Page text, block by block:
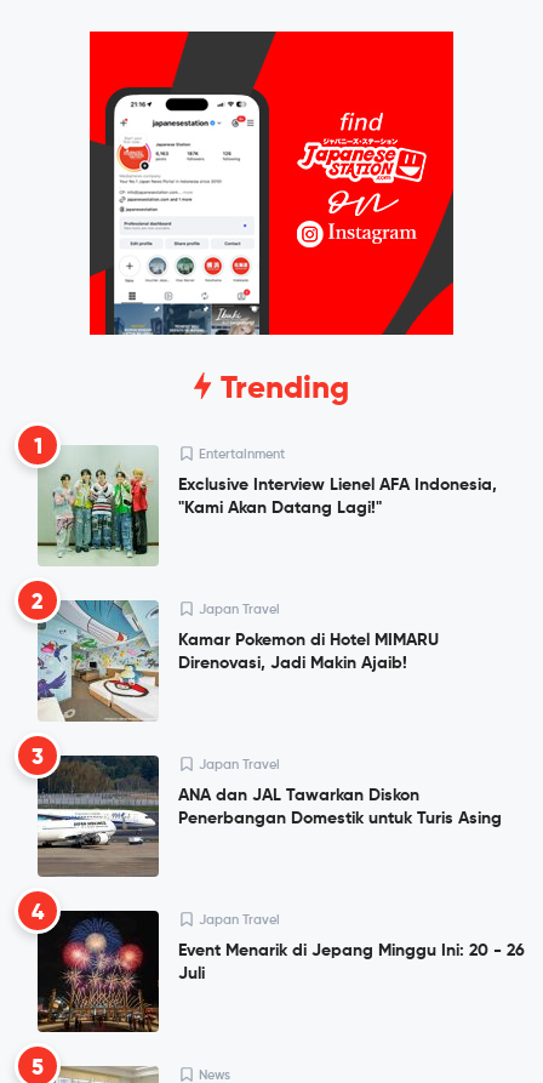
Trending
1 Entertainment
Exclusive Interview Lienel AFA Indonesia,
"Kami Akan Datang Lagi!"
2 Japan Travel
Kamar Pokemon di Hotel MIMARU
Direnovasi, Jadi Makin Ajaib!
3 Japan Travel
ANA dan JAL Tawarkan Diskon
Penerbangan Domestik untuk Turis Asing
4 Japan Travel
Event Menarik di Jepang Minggu Ini: 20 - 26
Juli
5 News